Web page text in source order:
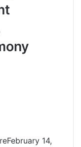
February 14,